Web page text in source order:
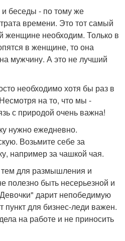
беседы - по тому же
времени. Это тот самый
женщине необходим. Только в
в женщине, то она
мужчину. А это не лучший
необходимо хотя бы раз в
на то, что мы -
с природой очень важна!
нужно ежедневно.
Возьмите себе за
например за чашкой чая.
тем для размышления и
полезно быть несерьезной и
дарит непобедимую
пункт для бизнес-леди важен.
на работе и не приносить